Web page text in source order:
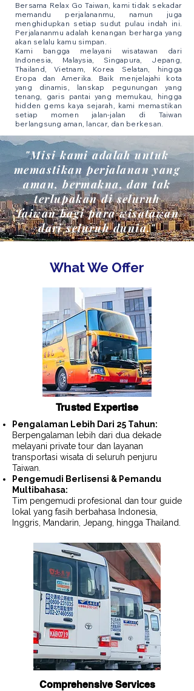
Bersama Relax Go Taiwan, kami tidak sekadar
memandu perjalananmu, namun juga
menghidupkan setiap sudut pulau indah ini.
Perjalananmu adalah kenangan berharga yang
akan selalu kamu simpan.
Kami bangga melayani wisatawan dari
Indonesia, Malaysia, Singapura, Jepang,
Thailand, Vietnam, Korea Selatan, hingga
Eropa dan Amerika. Baik menjelajahi kota
yang dinamis, lanskap pegunungan yang
tenang, garis pantai yang memukau, hingga
hidden gems kaya sejarah, kami memastikan
setiap momen jalan-jalan di Taiwan
berlangsung aman, lancar, dan berkesan.
"Misi kami adalah untuk
memastikan perjalanan yang
aman, bermakna, dan tak
terlupakan di seluruh
Taiwan bagi para wisatawan
dari seluruh dunia."
What We Offer
Trusted Expertise
Pengalaman Lebih Dari 25 Tahun:
Berpengalaman lebih dari dua dekade
melayani private tour dan layanan
transportasi wisata di seluruh penjuru
Taiwan.
Pengemudi Berlisensi & Pemandu
Multibahasa:
Tim pengemudi profesional dan tour guide
lokal yang fasih berbahasa Indonesia,
Inggris, Mandarin, Jepang, hingga Thailand.
Comprehensive Services